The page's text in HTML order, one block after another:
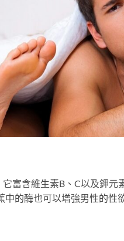
它富含維生素B、C以及鉀
的酶也可以增強男性的性